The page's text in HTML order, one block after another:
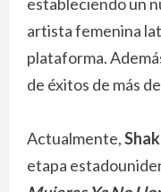
artista femenina
plataforma.
de éxitos de más
Actualmente,
etapa